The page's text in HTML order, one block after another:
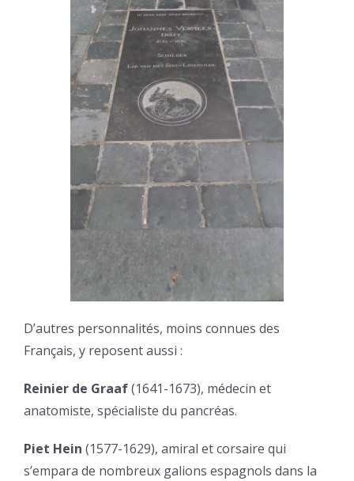
D’autres personnalités, moins connues des
Français, y reposent aussi :
Reinier de Graaf(1641-1673), médecin et
anatomiste, spécialiste du pancréas.
Piet Hein (1577-1629), amiral et corsaire qui
s’empara de nombreux galions espagnols dans la